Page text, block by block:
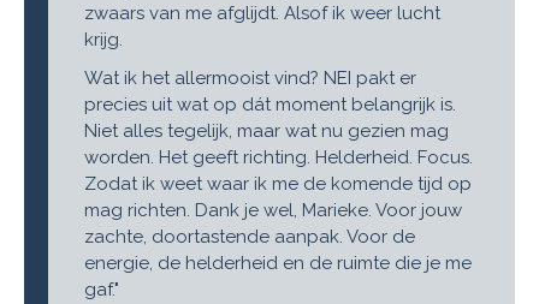
zwaars van me afglijdt. Alsof ik weer lucht
krijg.
Wat ik het allermooist vind? NEI pakt er
precies uit wat op dát moment belangrijk is.
Niet alles tegelijk, maar wat nu gezien mag
worden. Het geeft richting. Helderheid. Focus.
Zodat ik weet waar ik me de komende tijd op
mag richten. Dank je wel, Marieke. Voor jouw
zachte, doortastende aanpak. Voor de
energie, de helderheid en de ruimte die je me
gaf."